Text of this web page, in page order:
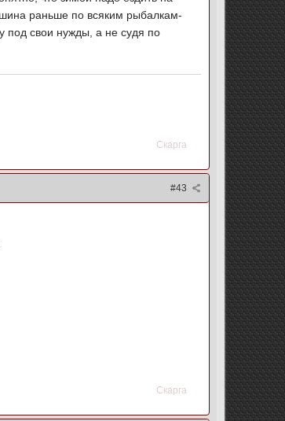
раньше по всяким рыбалкам-
под свои нужды, а не судя по
Скарга
#43
Скарга